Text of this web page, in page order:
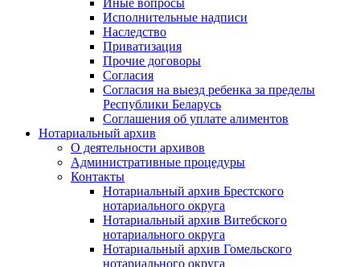
Исполнительные надписи
Наследство
Приватизация
Прочие договоры
Согласия
Согласия на выезд ребенка за пределы
Республики Беларусь
Соглашения об уплате алиментов
Нотариальный архив
О деятельности архивов
Административные процедуры
Контакты
Нотариальный архив Брестского
нотариального округа
Нотариальный архив Витебского
нотариального округа
Нотариальный архив Гомельского
нотариального округа